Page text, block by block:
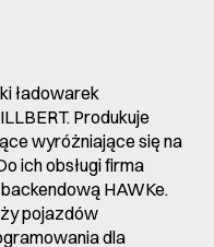
ładowarek
Produkuje
wyróżniające się na
ich obsługi firma
HAWKe.
pojazdów
dla